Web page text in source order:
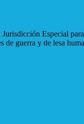
Especial
guerra y de lesa